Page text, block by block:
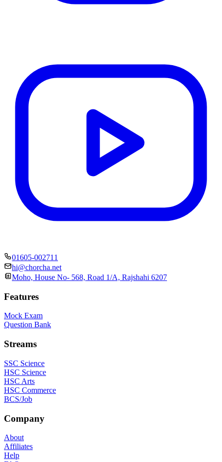
01605-002711
hi@chorcha.net
Moho, House No- 568, Road 1/A, Rajshahi 6207
Features
Mock Exam
Question Bank
Streams
SSC Science
HSC Science
HSC Arts
HSC Commerce
BCS/Job
Company
About
Affiliates
Help